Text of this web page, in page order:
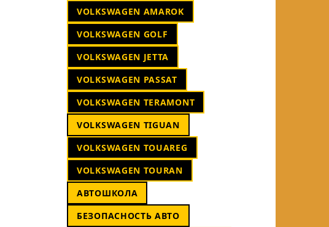
VOLKSWAGEN AMAROK
VOLKSWAGEN GOLF
VOLKSWAGEN JETTA
VOLKSWAGEN PASSAT
VOLKSWAGEN TERAMONT
VOLKSWAGEN TIGUAN
VOLKSWAGEN TOUAREG
VOLKSWAGEN TOURAN
АВТОШКОЛА
БЕЗОПАСНОСТЬ АВТО